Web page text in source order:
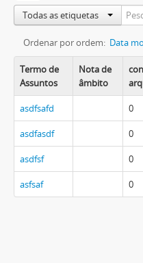
Todas as etiquetas
Ordenar por ordem: Data
Termo de
Assuntos
Nota de
âmbito
asdfsafd 0
asdfasdf 0
asdfsf 0
asfsaf 0